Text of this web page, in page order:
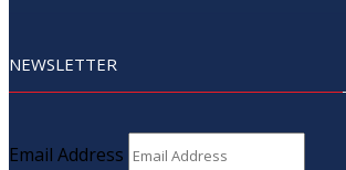
NEWSLETTER
Email Address